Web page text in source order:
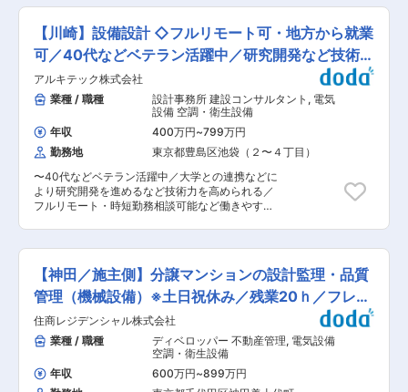
作成 ・慣れてくれば、4〜5案件を並行し、年間
7〜8案件を担当 ・設計期間は1〜2カ月が目安
で、監理業務を含めると半年〜9カ月 ■事例 一般
住宅や商業ビルから、国際イベントのパビリオ
ン、重要文化財の改修まで、幅広いプロジェクト
に携われる環境があります。経験を重ねれば、社
会に誇れるような建築物を手がけるチャンスもあ
ります。 ■働きやすい環境： ・経験をつみ、業
務に慣れてきたらフルリモート勤務も可能 ・実働
7.5時間、残業平均10〜20時間 ・フルタイムの社
員だけでなく、子育てや介護などで時間的に制約
のある方でも歓迎いたします。建築から離れてブ
ランクのある方も大歓迎です。 ■ポジションの魅
的なデータをもとに評価を行っており、努力や成
果が正当に反映される仕組みが整っています。 ・
合わせから設計、図面作成まで、一人が最初から
最後まで責任を持って担当します。だからこそ、
設計が完成したときの達成感はひとしおです。
マートハウス設備、ネットワーク設備等の設計デ
ィレクション ・社内スマートハウスエンジニアと
領域を横断して協働し、実装と開発へのフィード
バック ・多様な発注方式を視野に入れつつ、工事
が円滑に遂行されるように現場の監理を行い、コ
ンストラクションマネジメントの指揮 ・成果を導
くためにリーダーシップを発揮して弊社プロジェ
クト全体を包括的にマネジメント ・新規案件のデ
ューデリジェンスや法チェックを行い、申請や許
認可の業務をとりまとめ ・NOT A HOTEL設備設
計デザインコードを構築し、実装のためのマネジ
メント業務 ■設備設計の重要性： 私たちはNOT
A HOTELを通して、デザインも設備も一切妥協す
ることのない"最高の体験"を"すべての人に届ける
こと"を目指しています。弊社はスマートハウス
技術を自社開発し、ユーザーが触れる多くの設備
り、その領域にリーダーシップを発揮していただ
ける方を募集しています。 ■参考記事： なぜ大
手ゼネコンからNOT A HOTELへ？建築設備キャ
リアの転換点
https://note.com/notahotel_inc/n/n8bc43ffaa22e?
from=notice NOT A HOTEL ARCHITECTS——そ
の実行力と創造性 https://designing.jp/not-a-
hotel-architects 変更の範囲：会社の定める業務
【川崎】設備設計 ◇フルリモート可・地方から就業
可／40代などベテラン活躍中／研究開発など技術力
◎
アルキテック株式会社
業種 / 職種
設計事務所 建設コンサルタント , 電気
設備 空調・衛生設備
年収
400万円~799万円
勤務地
東京都豊島区池袋（２〜４丁目）
〜40代などベテラン活躍中／大学との連携などに
より研究開発を進めるなど技術力を高められる／
フルリモート・時短勤務相談可能など働きやすさ
した設計と技術コンサルティングを行っておりま
す。 ■業務概要： 電気設備（幹線設備、弱電設
備）、機械設備（給排水衛生設備、空調換気設
備）といった一般的な設備設計をお願いします。
加えて、環境設計・省エネ性能評価との連携によ
る、エネルギー効率の向上、積極的な自然エネル
ギー利用、温熱負荷の軽減といった、環境的かつ
快適な建築計画の実現に向けたシミュレーション
や研究開発に関わる検討も希望によっては可能で
す。 ■業務の特徴： ・一般的な設備設計に加
【神田／施主側】分譲マンションの設計監理・品質
管理（機械設備）※土日祝休み／残業20ｈ／フレッ
クス
住商レジデンシャル株式会社
業種 / 職種
ディベロッパー 不動産管理, 電気設備
空調・衛生設備
年収
600万円~899万円